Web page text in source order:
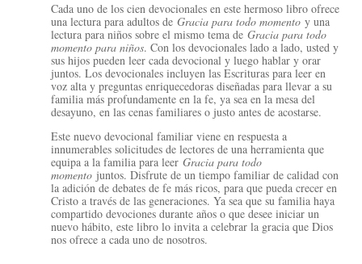
Cada uno de los cien devocionales en este hermoso libro ofrece
una lectura para adultos de Gracia para todo momento y una
lectura para niños sobre el mismo tema de Gracia para todo
momento para niños. Con los devocionales lado a lado, usted y
sus hijos pueden leer cada devocional y luego hablar y orar
juntos. Los devocionales incluyen las Escrituras para leer en
voz alta y preguntas enriquecedoras diseñadas para llevar a su
familia más profundamente en la fe, ya sea en la mesa del
desayuno, en las cenas familiares o justo antes de acostarse.
Este nuevo devocional familiar viene en respuesta a
innumerables solicitudes de lectores de una herramienta que
equipa a la familia para leer Gracia para todo
momento juntos. Disfrute de un tiempo familiar de calidad con
la adición de debates de fe más ricos, para que pueda crecer en
Cristo a través de las generaciones. Ya sea que su familia haya
compartido devociones durante años o que desee iniciar un
nuevo hábito, este libro lo invita a celebrar la gracia que Dios
nos ofrece a cada uno de nosotros.